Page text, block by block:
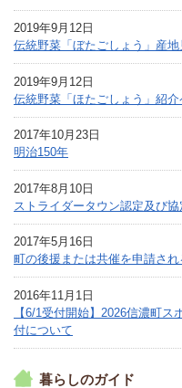
2019年9月12日
伝統野菜「ぼたごしょう」産
2019年9月12日
伝統野菜「ほたごしょう」紹
2017年10月23日
明治150年
2017年8月10日
ストライダータウン認定及び協
2017年5月16日
町の後援または共催を申請され
2016年11月1日
【6/1受付開始】2026信濃町
付について
暮らしのガイド